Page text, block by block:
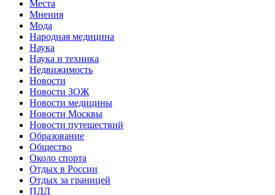
Места
Мнения
Мода
Народная медицина
Наука
Наука и техника
Недвижимость
Новости
Новости ЗОЖ
Новости медицины
Новости Москвы
Новости путешествий
Образование
Общество
Около спорта
Отдых в России
Отдых за границей
ПДД